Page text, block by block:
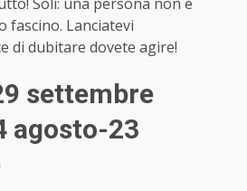
Soli: una persona non è
fascino. Lanciatevi
di dubitare dovete agire!
settembre
agosto-23